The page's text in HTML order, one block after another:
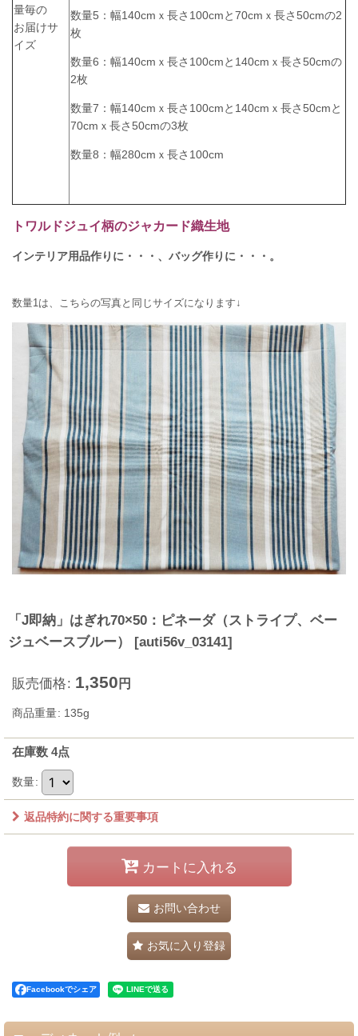
量毎の
お届けサ
イズ
数量5：幅140cmｘ長さ100cmと70cmｘ長さ50cmの2
枚
数量6： 幅140cmｘ長さ100cmと140cmｘ長さ50cmの
2枚
数量7： 幅140cmｘ長さ100cmと140cmｘ長さ50cmと
70cmｘ長さ50cmの3枚
数量8：幅280cmｘ長さ100cm
トワルドジュイ柄のジャカード織生地
インテリア用品作りに・・・、バッグ作りに・・・。
数量1は、こちらの写真と同じサイズになります↓
「J即納」はぎれ70×50：ピネーダ（ストライプ、ベー
ジュベースブルー）
[auti56v_03141]
販売価格: 1,350 円
商品重量: 135g
在庫数 4点
数量:
返品特約に関する重要事項
カートに入れる
お問い合わせ
お気に入り登録
Facebookでシェア